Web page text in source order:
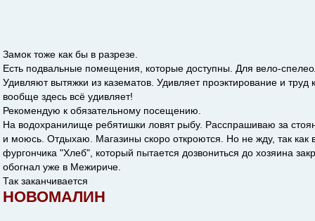
Замок тоже как бы в разрезе.
Есть подвальные помещения, которые доступны. Для вело-
Удивляют вытяжки из казематов. Удивляет проэктирование и
вообще здесь всё удивляет!
Рекомендую к обязательному посещению.
На водохранилище ребятишки ловят рыбу. Расспрашиваю за
и моюсь. Отдыхаю. Магазины скоро откроются. Но не жду, так как
фургончика "Хлеб", который пытается дозвониться до хозяина
обогнал уже в Межириче.
Так заканчивается
НОВОМАЛИН